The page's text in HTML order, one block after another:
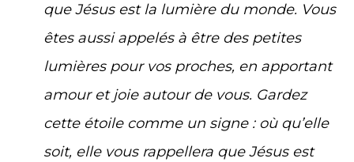
que Jésus est la lumière du monde. Vous
êtes aussi appelés à être des petites
lumières pour vos proches, en apportant
amour et joie autour de vous. Gardez
cette étoile comme un signe : où qu’elle
soit, elle vous rappellera que Jésus est